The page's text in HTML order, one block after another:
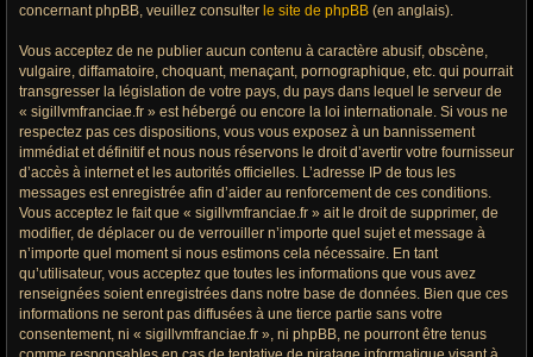
concernant phpBB, veuillez consulter le site de phpBB (en anglais).
Vous acceptez de ne publier aucun contenu à caractère abusif, obscène,
vulgaire, diffamatoire, choquant, menaçant, pornographique, etc. qui pourrait
transgresser la législation de votre pays, du pays dans lequel le serveur de
« sigillvmfranciae.fr » est hébergé ou encore la loi internationale. Si vous ne
respectez pas ces dispositions, vous vous exposez à un bannissement
immédiat et définitif et nous nous réservons le droit d’avertir votre fournisseur
d’accès à internet et les autorités officielles. L’adresse IP de tous les
messages est enregistrée afin d’aider au renforcement de ces conditions.
Vous acceptez le fait que « sigillvmfranciae.fr » ait le droit de supprimer, de
modifier, de déplacer ou de verrouiller n’importe quel sujet et message à
n’importe quel moment si nous estimons cela nécessaire. En tant
qu’utilisateur, vous acceptez que toutes les informations que vous avez
renseignées soient enregistrées dans notre base de données. Bien que ces
informations ne seront pas diffusées à une tierce partie sans votre
consentement, ni « sigillvmfranciae.fr », ni phpBB, ne pourront être tenus